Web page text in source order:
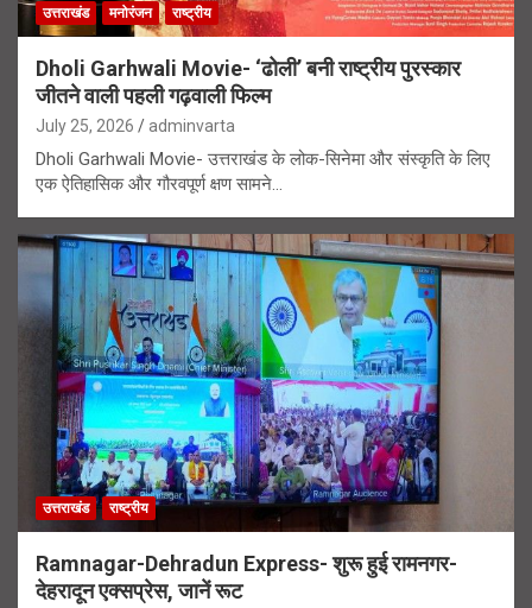
उत्तराखंड मनोरंजन राष्ट्रीय
Dholi Garhwali Movie- ‘ढोली’ बनी राष्ट्रीय पुरस्कार
जीतने वाली पहली गढ़वाली फिल्म
July 25, 2026 adminvarta
Dholi Garhwali Movie- उत्तराखंड के लोक-सिनेमा और संस्कृति के लिए
एक ऐतिहासिक और गौरवपूर्ण क्षण सामने…
उत्तराखंड राष्ट्रीय
Ramnagar-Dehradun Express- शुरू हुई रामनगर-
देहरादून एक्सप्रेस, जानें रूट